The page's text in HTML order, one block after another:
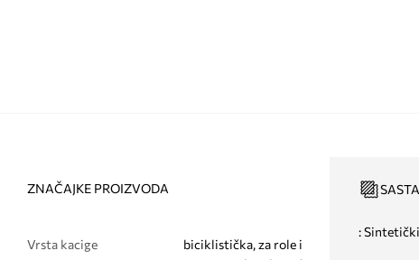
ZNAČAJKE PROIZVODA
Vrsta kacige
biciklistička, za role i
: